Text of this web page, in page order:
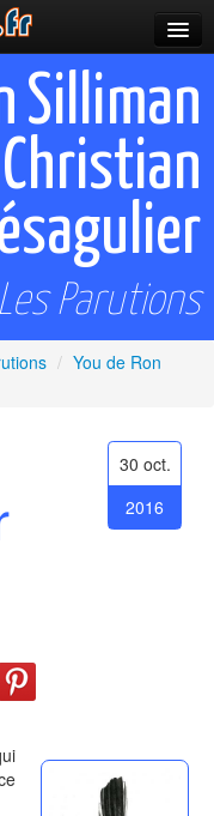
Silliman
Les Parutions
/ You de Ron
30 oct.
2016